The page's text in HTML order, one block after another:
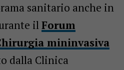
sanitario anche in
il Forum
mininvasiva
dalla Clinica